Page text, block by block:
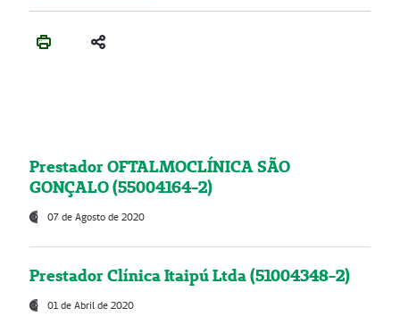
Prestador OFTALMOCLÍNICA SÃO
GONÇALO (55004164-2)
07 de Agosto de 2020
Prestador Clínica Itaipú Ltda (51004348-2)
01 de Abril de 2020